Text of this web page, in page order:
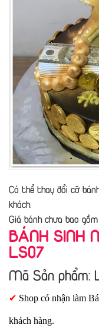
Có thể thay đổi cỡ
khách.
Giá bánh chưa bao
BÁNH SINH
LS07
Mã Sản phẩm:
✔ Shop có nhận làm
khách hàng.